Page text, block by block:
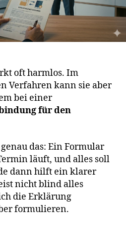
oft harmlos. Im
Verfahren kann sie aber
bei einer
für den
das: Ein Formular
läuft, und alles soll
dann hilft ein klarer
nicht blind alles
die Erklärung
formulieren.